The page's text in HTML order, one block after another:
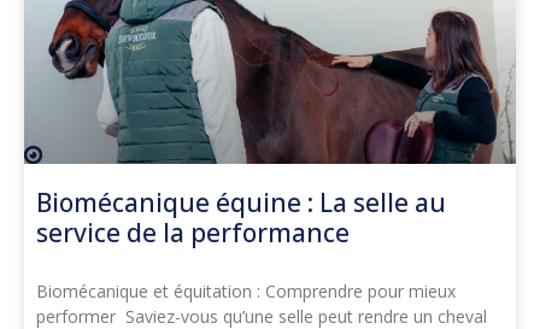
Biomécanique équine : La selle au
service de la performance
Biomécanique et équitation : Comprendre pour mieux
performer Saviez-vous qu’une selle peut rendre un cheval